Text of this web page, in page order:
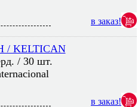
в заказ!
KELTICAN
/ 30 шт.
в заказ!